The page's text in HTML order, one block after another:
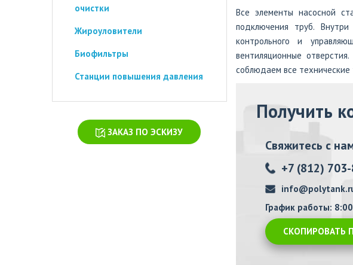
очистки
Жироуловители
Биофильтры
Станции повышения давления
ЗАКАЗ ПО ЭСКИЗУ
Все элементы насосной
подключения труб.
контрольного и
вентиляционные
соблюдаем все
Получить
Свяжитесь с
+7 (812)
График работы:
СКОПИРОВАТЬ